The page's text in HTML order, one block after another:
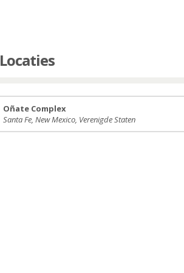
Locaties
Oñate Complex
Santa Fe, New Mexico, Verenigde Staten